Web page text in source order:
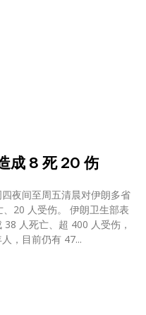
成 8 死 20 伤
夜间至周五清晨对伊朗多省
。 伊朗卫生部表
人死亡、超 400 人受伤，
，目前仍有 47...